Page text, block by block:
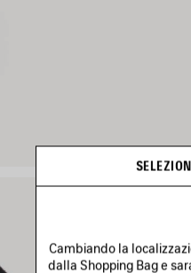
Cambiando la
dalla Shopping Bag e